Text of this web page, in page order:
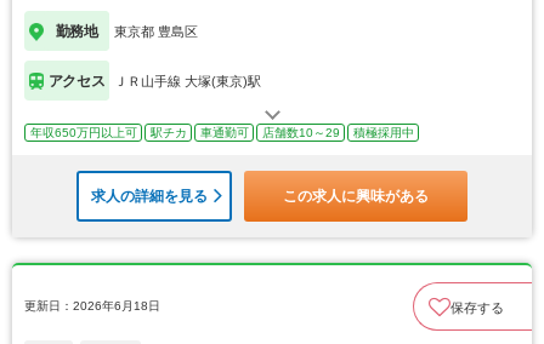
勤務地 東京都 豊島区
アクセス ＪＲ山手線 大塚(東京)駅
年収650万円以上可 駅チカ 車通勤可 店舗数10～29 積極採用中
求人の詳細を見る この求人に興味がある
更新日：2026年6月18日 保存する